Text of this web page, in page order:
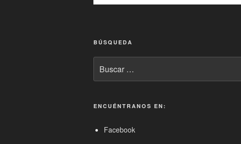
BÚSQUEDA
por:
ENCUÉNTRANOS EN:
Facebook